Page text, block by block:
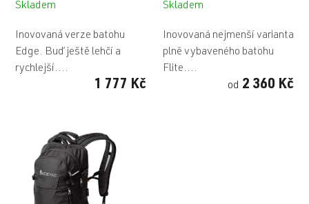
Skladem
1 777 Kč
Inovovaná verze batohu
Edge. Buď ještě lehčí a
rychlejší....
Skladem
od 2 360 Kč
Inovovaná nejmenší varianta
plně vybaveného batohu
Flite....